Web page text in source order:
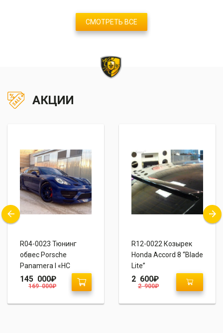
СМОТРЕТЬ ВСЕ
АКЦИИ
R04-0023 Тюнинг
обвес Porsche
Panamera I «HС
Design»
169 000₽
145 000₽
R12-0022 Козырек
Honda Accord 8 “Blade
Lite”
2 900₽
2 600₽